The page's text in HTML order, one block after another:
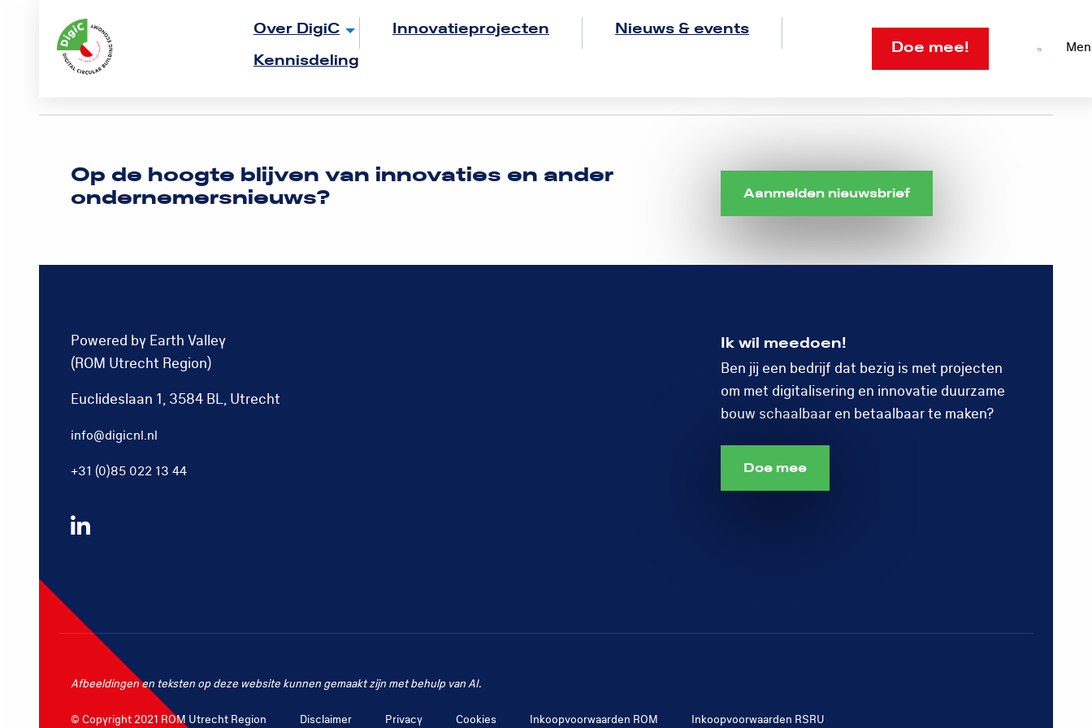
Logo
Rom
Utrecht
Over DigiC Innovatieprojecten
Nieuws & events
Kennisdeling
Doe mee!
Open
Op de hoogte blijven van innovaties en ander
ondernemersnieuws?
Aanmelden nieuwsbrief
Powered by Earth Valley
(ROM Utrecht Region)
Euclideslaan 1, 3584 BL, Utrecht
info@digicnl.nl
+31 (0)85 022 13 44
Volg
Ik wil meedoen!
Ben jij een bedrijf dat bezig is met projecten
om met digitalisering en innovatie duurzame
bouw schaalbaar en betaalbaar te maken?
Doe mee
Afbeeldingen en teksten op deze website kunnen gemaakt zijn met behulp van AI.
© Copyright 2021 ROM Utrecht Region Disclaimer Privacy Cookies Inkoopvoorwaarden ROM Inkoopvoorwaarden RSRU